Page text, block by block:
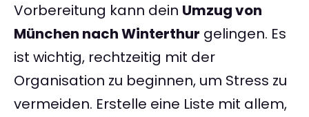
Vorbereitung kann dein Umzug von
München nach Winterthur gelingen. Es
ist wichtig, rechtzeitig mit der
Organisation zu beginnen, um Stress zu
vermeiden. Erstelle eine Liste mit allem,